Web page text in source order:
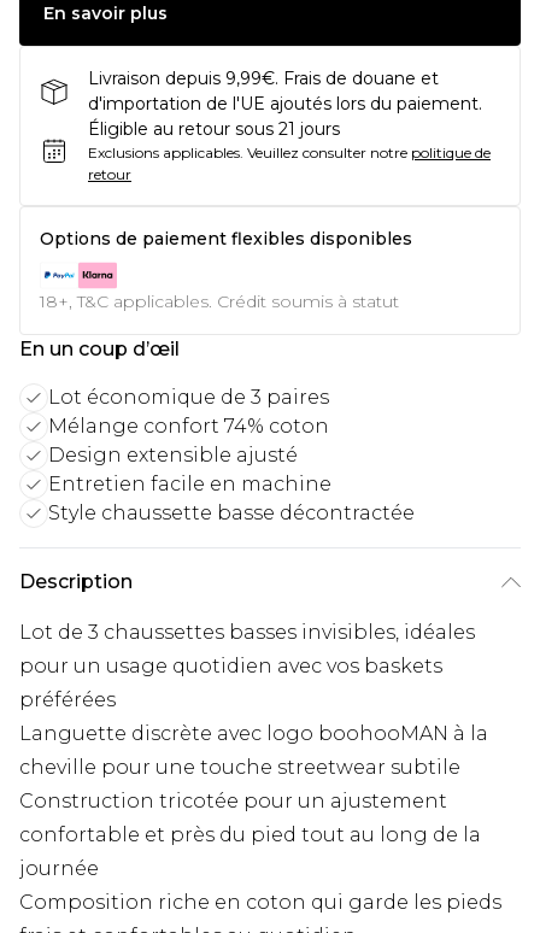
En savoir plus
Livraison depuis 9,99€. Frais de douane et
d'importation de l'UE ajoutés lors du paiement.
Éligible au retour sous 21 jours
Exclusions applicables. Veuillez consulter notre politique de
retour
Options de paiement flexibles disponibles
18+, T&C applicables. Crédit soumis à statut
En un coup d’œil
Lot économique de 3 paires
Mélange confort 74% coton
Design extensible ajusté
Entretien facile en machine
Style chaussette basse décontractée
Description
Lot de 3 chaussettes basses invisibles, idéales
pour un usage quotidien avec vos baskets
préférées
Languette discrète avec logo boohooMAN à la
cheville pour une touche streetwear subtile
Construction tricotée pour un ajustement
confortable et près du pied tout au long de la
journée
Composition riche en coton qui garde les pieds